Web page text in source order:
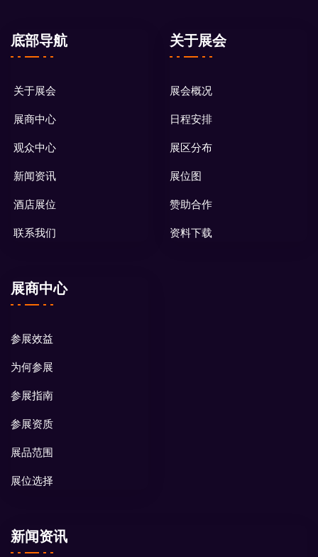
底部导航
关于展会
展商中心
观众中心
新闻资讯
酒店展位
联系我们
关于展会
展会概况
日程安排
展区分布
展位图
赞助合作
资料下载
展商中心
参展效益
为何参展
参展指南
参展资质
展品范围
展位选择
新闻资讯